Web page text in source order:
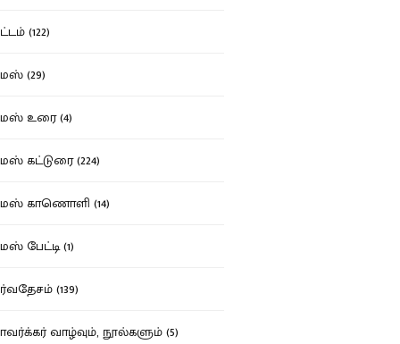
(122)
(29)
உரை (4)
கட்டுரை (224)
காணொளி (14)
பேட்டி (1)
(139)
வாழ்வும், நூல்களும் (5)